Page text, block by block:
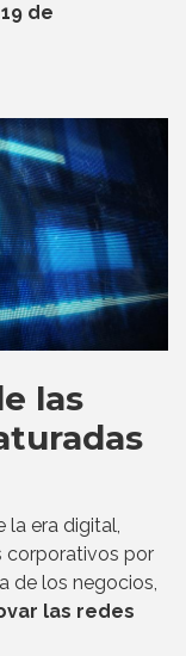
de
las
la era digital,
corporativos por
de los negocios,
las redes